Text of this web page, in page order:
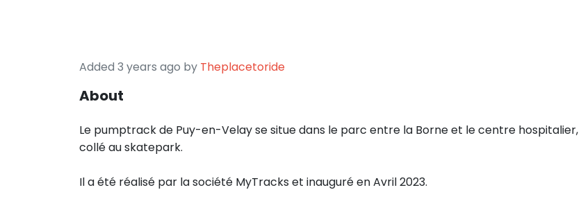
Added 3 years ago by Theplacetoride
About
Le pumptrack de Puy-en-Velay se situe dans le parc entre la Borne et le centre hospitalier,
collé au skatepark.
Il a été réalisé par la société MyTracks et inauguré en Avril 2023.